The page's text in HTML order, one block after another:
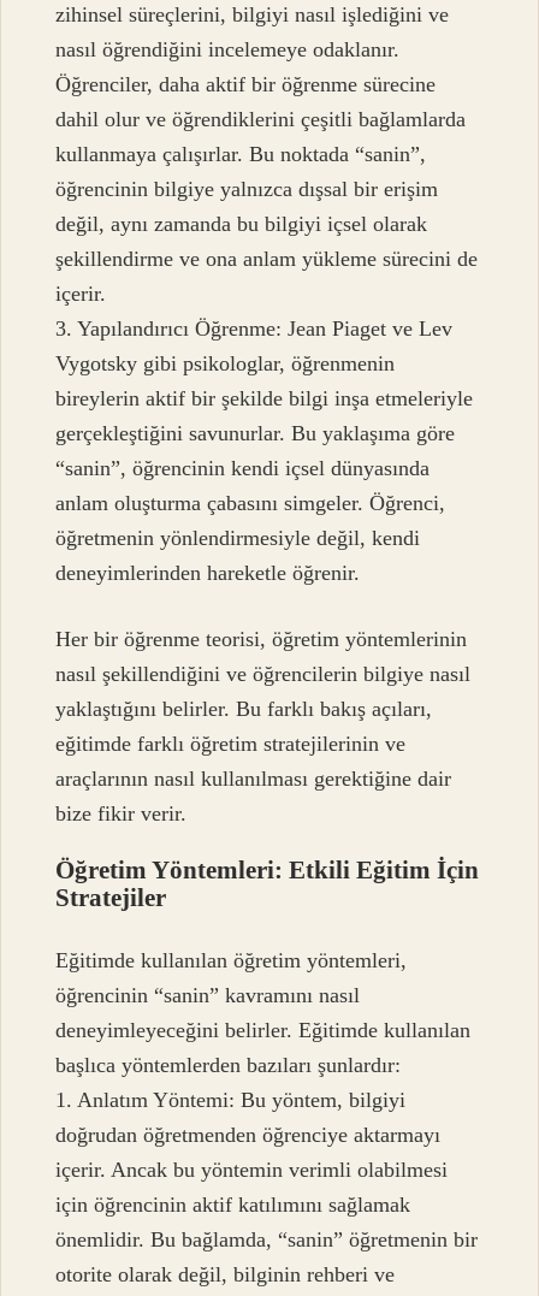
zihinsel süreçlerini, bilgiyi nasıl işlediğini ve
nasıl öğrendiğini incelemeye odaklanır.
Öğrenciler, daha aktif bir öğrenme sürecine
dahil olur ve öğrendiklerini çeşitli bağlamlarda
kullanmaya çalışırlar. Bu noktada “sanin”,
öğrencinin bilgiye yalnızca dışsal bir erişim
değil, aynı zamanda bu bilgiyi içsel olarak
şekillendirme ve ona anlam yükleme sürecini de
içerir.
3. Yapılandırıcı Öğrenme: Jean Piaget ve Lev
Vygotsky gibi psikologlar, öğrenmenin
bireylerin aktif bir şekilde bilgi inşa etmeleriyle
gerçekleştiğini savunurlar. Bu yaklaşıma göre
“sanin”, öğrencinin kendi içsel dünyasında
anlam oluşturma çabasını simgeler. Öğrenci,
öğretmenin yönlendirmesiyle değil, kendi
deneyimlerinden hareketle öğrenir.
Her bir öğrenme teorisi, öğretim yöntemlerinin
nasıl şekillendiğini ve öğrencilerin bilgiye nasıl
yaklaştığını belirler. Bu farklı bakış açıları,
eğitimde farklı öğretim stratejilerinin ve
araçlarının nasıl kullanılması gerektiğine dair
bize fikir verir.
Öğretim Yöntemleri: Etkili Eğitim İçin
Stratejiler
Eğitimde kullanılan öğretim yöntemleri,
öğrencinin “sanin” kavramını nasıl
deneyimleyeceğini belirler. Eğitimde kullanılan
başlıca yöntemlerden bazıları şunlardır:
1. Anlatım Yöntemi: Bu yöntem, bilgiyi
doğrudan öğretmenden öğrenciye aktarmayı
içerir. Ancak bu yöntemin verimli olabilmesi
için öğrencinin aktif katılımını sağlamak
önemlidir. Bu bağlamda, “sanin” öğretmenin bir
otorite olarak değil, bilginin rehberi ve